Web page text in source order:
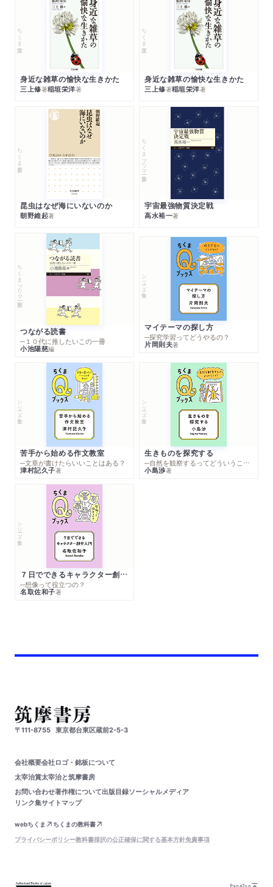
ちくま文庫
身近な雑草の愉快な生きかた
三上修著稲垣栄洋著
ちくま文庫
身近な雑草の愉快な生きかた
三上修著稲垣栄洋著
ちくま新書
昆虫はなぜ海にいないのか
朝野維起著
ちくまプリマー新書
宇宙最強物質決定戦
高水裕一著
ちくまプリマー新書
つながる読書
─１０代に推したいこの一冊
小池陽慈編
シリーズ・全集
マイテーマの探し方
─探究学習ってどうやるの？
片岡則夫著
シリーズ・全集
苦手から始める作文教室
─文章が書けたらいいことはある？
津村記久子著
シリーズ・全集
生きものを探究する
─自然を観察するってどういうこと？
小島渉著
シリーズ・全集
７日でできるキャラクター創作入門
─想像って役立つの？
名取佐和子著
〒111-8755 東京都台東区蔵前2-5-3
会社概要会社ロゴ・銘板について
太宰治賞太宰治と筑摩書房
お問い合わせ著作権について出版目録ソーシャルメディア
リンク集サイトマップ
webちくま
ちくまの教科書
プライバシーポリシー教科書採択の公正確保に関する基本方針免責事項